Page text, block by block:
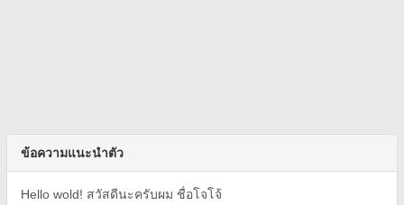
ข้อความแนะนำตัว
Hello wold! สวัสดีนะครับผม ชื่อโจโจ้